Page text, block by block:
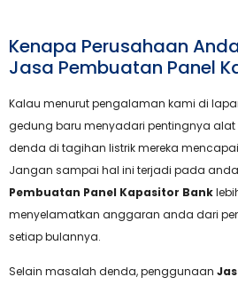
Kenapa Perusahaan
Jasa Pembuatan Panel
Kalau menurut pengalaman kami di
gedung baru menyadari pentingnya alat
denda di tagihan listrik mereka
Jangan sampai hal ini terjadi pada
Pembuatan Panel Kapasitor Bank
menyelamatkan anggaran anda dari
setiap bulannya.
Selain masalah denda, penggunaan